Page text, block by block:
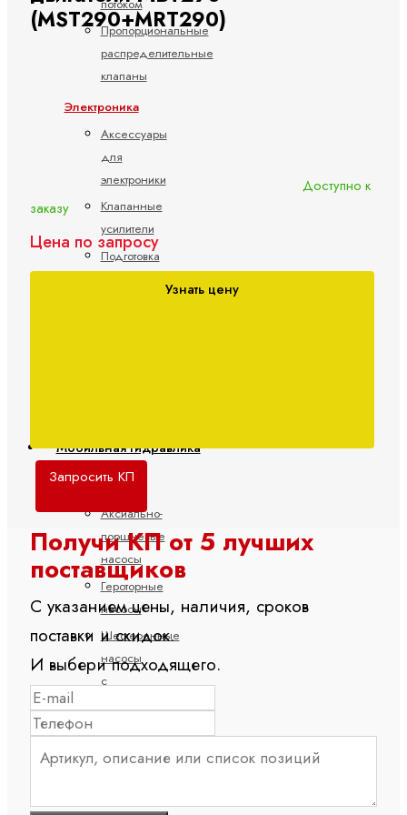
Пропорциональные
распределительные
клапаны
Электроника
Аксессуары
для
электроники
Клапанные
усилители
Подготовка
Мобильная гидравлика
Насосы
Аксиально-
поршневые
насосы
Героторные
насосы
Шестеренные
насосы
с
Электрогидравлические
(MST290+MRT290)
Доступно к
заказу
Цена по запросу
Узнать цену
Запросить КП
Получи КП от 5 лучших
поставщиков
С указанием цены, наличия, сроков
поставки и скидок.
И выбери подходящего.